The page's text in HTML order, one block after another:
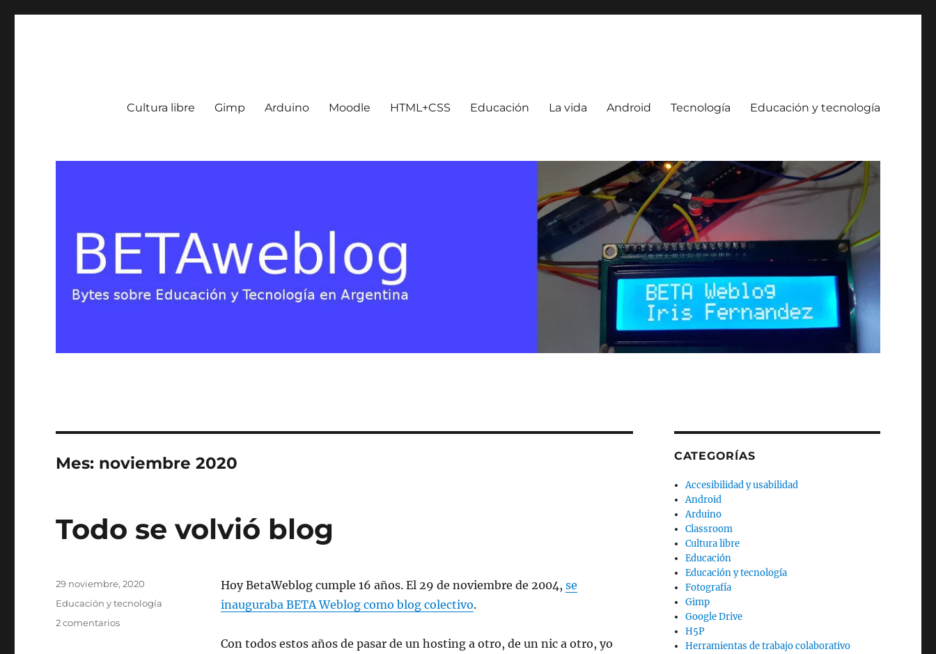
Cultura libre Gimp Arduino Moodle HTML+CSS Educación La vida Android Tecnología Educación y tecnología
Mes: noviembre 2020
Todo se volvió blog
Hoy BetaWeblog cumple 16 años. El 29 de noviembre de 2004, se
inauguraba BETA Weblog como blog colectivo.
Con todos estos años de pasar de un hosting a otro, de un nic a otro, yo
Publicado
29 noviembre, 2020
Categorías
Educación y tecnología
2 comentariosen
CATEGORÍAS
Accesibilidad y usabilidad
Android
Arduino
Classroom
Cultura libre
Educación
Educación y tecnología
Fotografía
Gimp
Google Drive
H5P
Herramientas de trabajo colaborativo